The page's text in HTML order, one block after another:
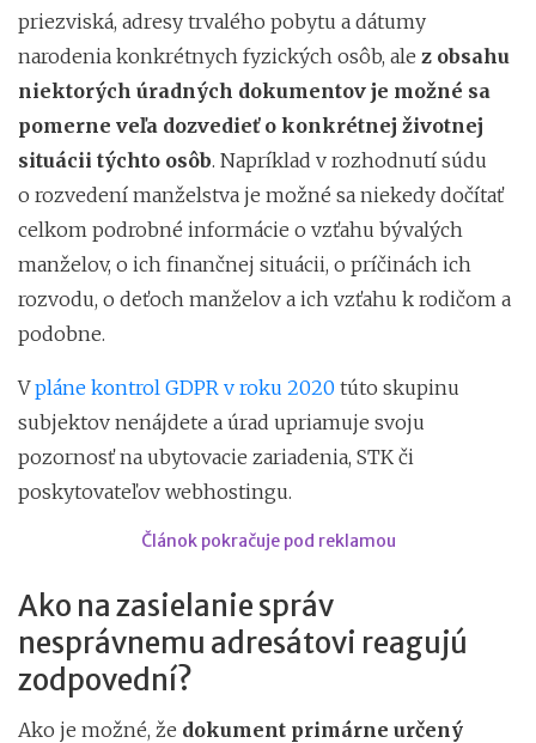
priezviská, adresy trvalého pobytu a dátumy
narodenia konkrétnych fyzických osôb, ale z obsahu
niektorých úradných dokumentov je možné sa
pomerne veľa dozvedieť o konkrétnej životnej
situácii týchto osôb. Napríklad v rozhodnutí súdu
o rozvedení manželstva je možné sa niekedy dočítať
celkom podrobné informácie o vzťahu bývalých
manželov, o ich finančnej situácii, o príčinách ich
rozvodu, o deťoch manželov a ich vzťahu k rodičom a
podobne.
Vpláne kontrol GDPR v roku 2020 túto skupinu
subjektov nenájdete a úrad upriamuje svoju
pozornosť na ubytovacie zariadenia, STK či
poskytovateľov webhostingu.
Článok pokračuje pod reklamou
Ako na zasielanie správ
nesprávnemu adresátovi reagujú
zodpovední?
Ako je možné, že dokument primárne určený